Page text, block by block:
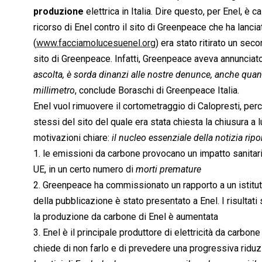
produzione elettrica in Italia. Dire questo, per Enel, è
ricorso di Enel contro il sito di Greenpeace che ha
(www.facciamolucesuenel.org) era stato ritirato un
sito di Greenpeace. Infatti, Greenpeace aveva
ascolta, è sorda dinanzi alle nostre denunce, anche
millimetro, conclude Boraschi di Greenpeace Italia.
Enel vuol rimuovere il cortometraggio di Calopresti,
stessi del sito del quale era stata chiesta la chiusura a
motivazioni chiare:  il nucleo essenziale della notizia
1. le emissioni da carbone provocano un impatto
UE, in un certo numero di  morti premature
2. Greenpeace ha commissionato un rapporto a un
della pubblicazione è stato presentato a Enel. I
la produzione da carbone di Enel è aumentata
3. Enel è il principale produttore di elettricità da
chiede di non farlo e di prevedere una progressiva